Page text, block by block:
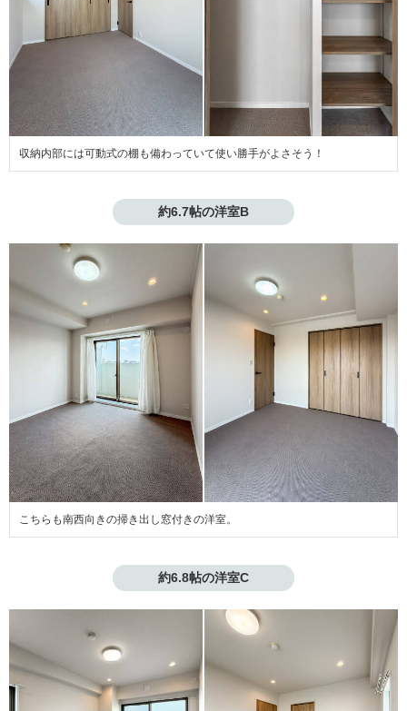
収納内部には可動式の棚も備わっていて使い勝手がよさそう！
約6.7帖の洋室B
こちらも南西向きの掃き出し窓付きの洋室。
約6.8帖の洋室C